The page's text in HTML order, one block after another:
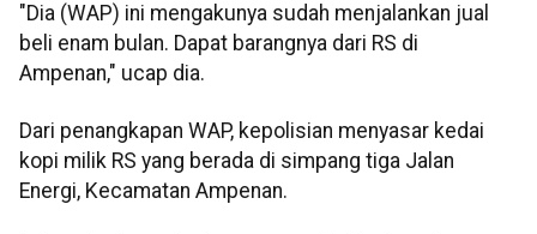
"Dia (WAP) ini mengakunya sudah menjalankan jual
beli enam bulan. Dapat barangnya dari RS di
Ampenan," ucap dia.
Dari penangkapan WAP, kepolisian menyasar kedai
kopi milik RS yang berada di simpang tiga Jalan
Energi, Kecamatan Ampenan.